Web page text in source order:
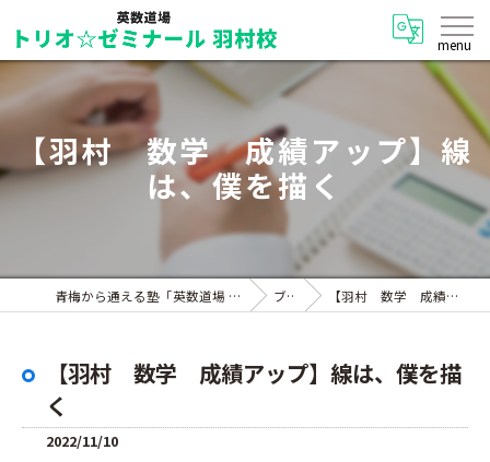
【羽村 数学 成績アップ】線
は、僕を描く
青梅から通える塾「英数道場 トリオ☆ゼミナール 羽村校」 ブログ 【羽村 数学 成績アップ】線は、僕を描く
【羽村 数学 成績アップ】線は、僕を描
く
2022/11/10